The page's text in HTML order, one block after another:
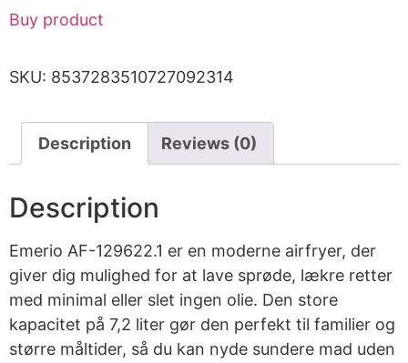
Buy product
SKU: 8537283510727092314
Description Reviews (0)
Description
Emerio AF-129622.1 er en moderne airfryer, der
giver dig mulighed for at lave sprøde, lækre retter
med minimal eller slet ingen olie. Den store
kapacitet på 7,2 liter gør den perfekt til familier og
større måltider, så du kan nyde sundere mad uden